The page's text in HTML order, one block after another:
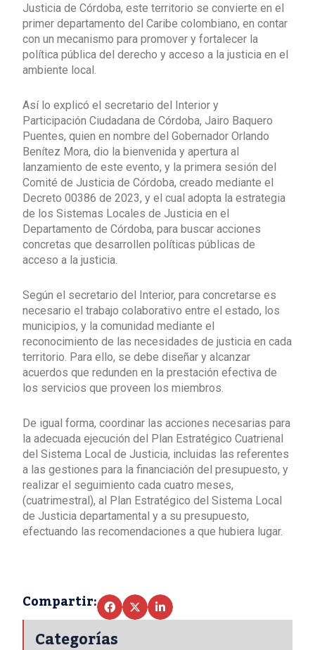
Justicia de Córdoba, este territorio se convierte en el
primer departamento del Caribe colombiano, en contar
con un mecanismo para promover y fortalecer la
política pública del derecho y acceso a la justicia en el
ambiente local.
Así lo explicó el secretario del Interior y
Participación Ciudadana de Córdoba, Jairo Baquero
Puentes, quien en nombre del Gobernador Orlando
Benítez Mora, dio la bienvenida y apertura al
lanzamiento de este evento, y la primera sesión del
Comité de Justicia de Córdoba, creado mediante el
Decreto 00386 de 2023, y el cual adopta la estrategia
de los Sistemas Locales de Justicia en el
Departamento de Córdoba, para buscar acciones
concretas que desarrollen políticas públicas de
acceso a la justicia.
Según el secretario del Interior, para concretarse es
necesario el trabajo colaborativo entre el estado, los
municipios, y la comunidad mediante el
reconocimiento de las necesidades de justicia en cada
territorio. Para ello, se debe diseñar y alcanzar
acuerdos que redunden en la prestación efectiva de
los servicios que proveen los miembros.
De igual forma, coordinar las acciones necesarias para
la adecuada ejecución del Plan Estratégico Cuatrienal
del Sistema Local de Justicia, incluidas las referentes
a las gestiones para la financiación del presupuesto, y
realizar el seguimiento cada cuatro meses,
(cuatrimestral), al Plan Estratégico del Sistema Local
de Justicia departamental y a su presupuesto,
efectuando las recomendaciones a que hubiera lugar.
Compartir:
Categorías